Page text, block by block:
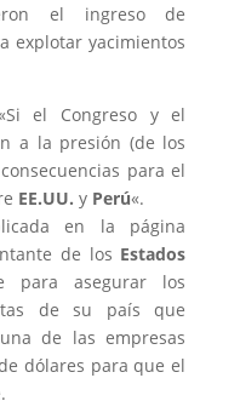
el ingreso de
explotar yacimientos
el Congreso y el
a la presión (de los
para el
EE.UU. y Perú«.
en la página
de los Estados
para asegurar los
de su país que
de las empresas
dólares para que el